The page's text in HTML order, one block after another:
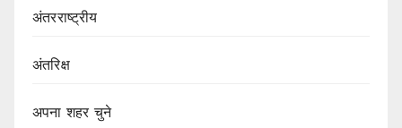
अंतरराष्ट्रीय
अंतरिक्ष
अपना शहर चुने